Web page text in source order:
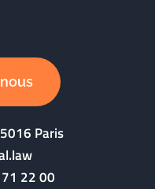
Paris
22 00